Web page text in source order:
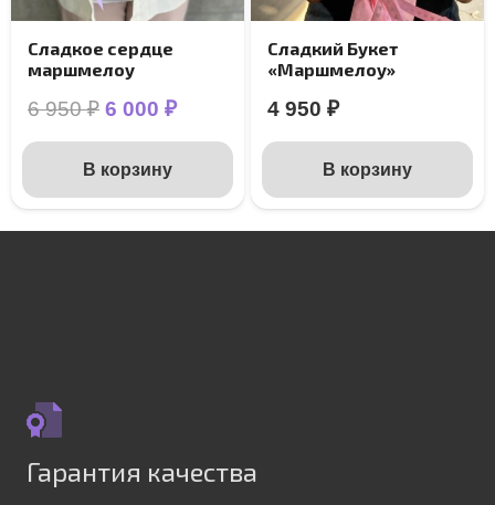
Сладкое сердце
маршмелоу
6 950₽ Первоначальная
цена
составляла
6
950 ₽.
6 000 ₽Текущая
цена:
000 ₽.
В корзину
Сладкий Букет
«Маршмелоу»
4 950₽
В корзину
Гарантия качества